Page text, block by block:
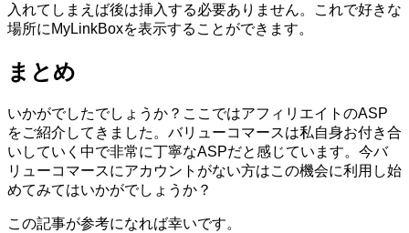
入れてしまえば後は挿入する必要ありません。これで好きな
場所にMyLinkBoxを表示することができます。
まとめ
いかがでしたでしょうか？ここではアフィリエイトのASP
をご紹介してきました。バリューコマースは私自身お付き合
いしていく中で非常に丁寧なASPだと感じています。今バ
リューコマースにアカウントがない方はこの機会に利用し始
めてみてはいかがでしょうか？
この記事が参考になれば幸いです。